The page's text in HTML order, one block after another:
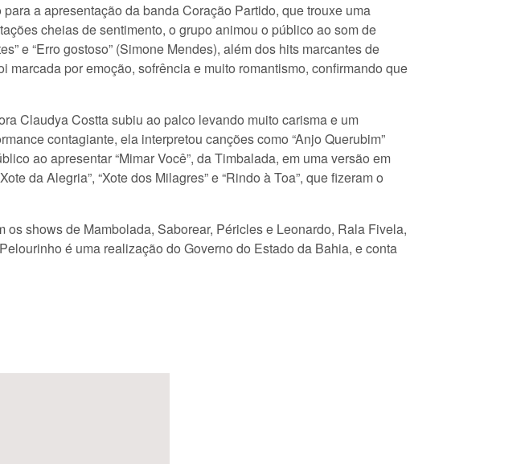
a apresentação da banda Coração Partido, que trouxe uma
cheias de sentimento, o grupo animou o público ao som de
e “Erro gostoso” (Simone Mendes), além dos hits marcantes de
marcada por emoção, sofrência e muito romantismo, confirmando que
Claudya Costta subiu ao palco levando muito carisma e um
contagiante, ela interpretou canções como “Anjo Querubim”
ao apresentar “Mimar Você”, da Timbalada, em uma versão em
da Alegria”, “Xote dos Milagres” e “Rindo à Toa”, que fizeram o
shows de Mambolada, Saborear, Péricles e Leonardo, Rala Fivela,
é uma realização do Governo do Estado da Bahia, e conta